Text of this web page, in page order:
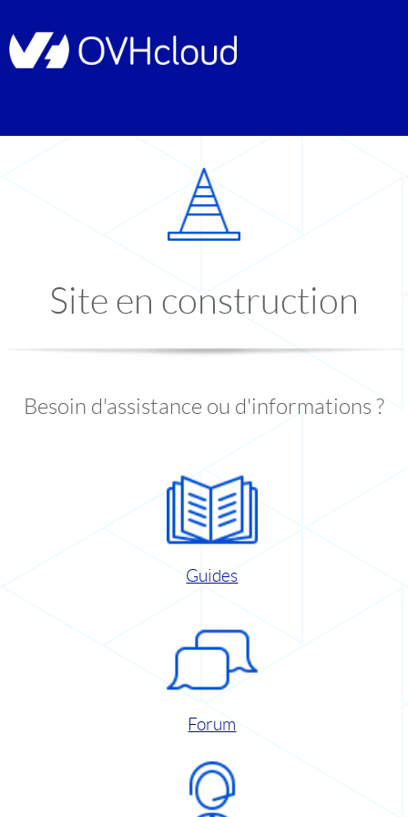
Site en construction
Besoin d'assistance ou d'informations ?
Guides
Forum